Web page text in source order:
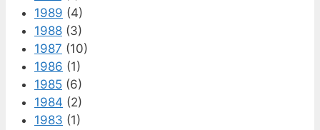
1989 (4)
1988 (3)
1987 (10)
1986 (1)
1985 (6)
1984 (2)
1983 (1)